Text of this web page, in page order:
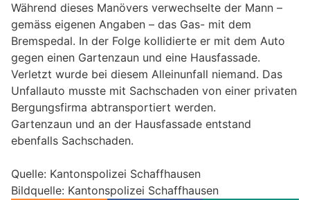
Während dieses Manövers verwechselte der Mann –
gemäss eigenen Angaben – das Gas- mit dem
Bremspedal. In der Folge kollidierte er mit dem Auto
gegen einen Gartenzaun und eine Hausfassade.
Verletzt wurde bei diesem Alleinunfall niemand. Das
Unfallauto musste mit Sachschaden von einer privaten
Bergungsfirma abtransportiert werden.
Gartenzaun und an der Hausfassade entstand
ebenfalls Sachschaden.
Quelle: Kantonspolizei Schaffhausen
Bildquelle: Kantonspolizei Schaffhausen